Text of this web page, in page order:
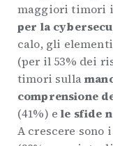
maggiori timori
per la
calo, gli
(per il 53% dei
timori sulla
comprensione
(41%) ele sfide
A crescere